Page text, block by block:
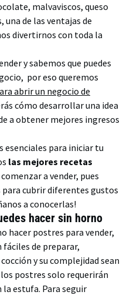
malvaviscos, queso
de las ventajas de
divertirnos con toda la
y sabemos que puedes
por eso queremos
abrir un negocio de
cómo desarrollar una idea
a obtener mejores ingresos
esenciales para iniciar tu
las mejores recetas
a vender, pues
cubrir diferentes gustos
a conocerlas!
hacer sin horno
hacer postres para vender,
fáciles de preparar,
y su complejidad sean
los postres solo requerirán
estufa. Para seguir